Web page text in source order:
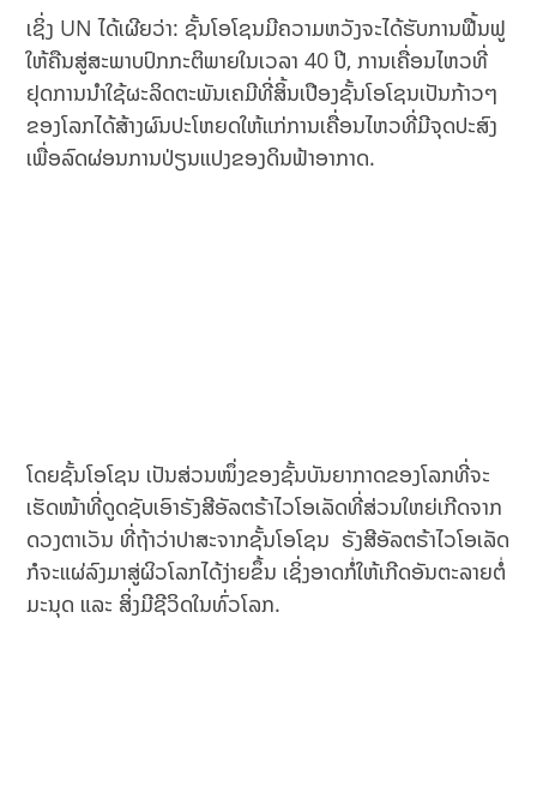
ເຊິ່ງ UN ໄດ້ເຜີຍວ່າ: ຊັ້ນໂອໂຊນມີຄວາມຫວັງຈະໄດ້ຮັບການຟື້ນຟູ
ໃຫ້ຄືນສູ່ສະພາບປົກກະຕິພາຍໃນເວລາ 40 ປີ, ການເຄື່ອນໄຫວທີ່
ຢຸດການນຳໃຊ້ຜະລິດຕະພັນເຄມີທີ່ສິ້ນເປືອງຊັ້ນໂອໂຊນເປັນກ້າວໆ
ຂອງໂລກໄດ້ສ້າງຜົນປະໂຫຍດໃຫ້ແກ່ການເຄື່ອນໄຫວທີ່ມີຈຸດປະສົງ
ເພື່ອລົດຜ່ອນການປ່ຽນແປງຂອງດິນຟ້າອາກາດ.
ໂດຍຊັ້ນໂອໂຊນ ເປັນສ່ວນໜຶ່ງຂອງຊັ້ນບັນຍາກາດຂອງໂລກທີ່ຈະ
ເຮັດໜ້າທີ່ດູດຊັບເອົາຣັງສີອັລຕຣ້າໄວໂອເລັດທີ່ສ່ວນໃຫຍ່ເກີດຈາກ
ດວງຕາເວັນ ທີ່ຖ້າວ່າປາສະຈາກຊັ້ນໂອໂຊນ ຣັງສີອັລຕຣ້າໄວໂອເລັດ
ກໍຈະແຜ່ລົງມາສູ່ຜິວໂລກໄດ້ງ່າຍຂຶ້ນ ເຊິ່ງອາດກໍ່ໃຫ້ເກີດອັນຕະລາຍຕໍ່
ມະນຸດ ແລະ ສິ່ງມີຊີວິດໃນທົ່ວໂລກ.